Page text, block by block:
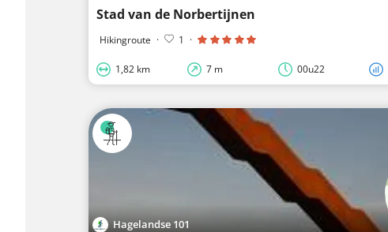
Stad van de Norbertijnen
Hikingroute · 1 ·
1,82 km 7 m 00u22
Hagelandse 101